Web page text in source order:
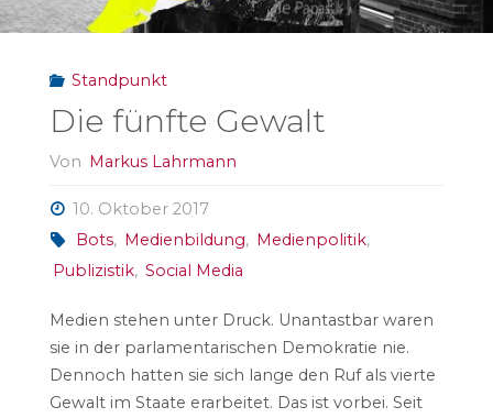
Standpunkt
Die fünfte Gewalt
Von Markus Lahrmann
10. Oktober 2017
Bots, Medienbildung, Medienpolitik,
Publizistik, Social Media
Medien stehen unter Druck. Unantastbar waren
sie in der parlamentarischen Demokratie nie.
Dennoch hatten sie sich lange den Ruf als vierte
Gewalt im Staate erarbeitet. Das ist vorbei. Seit